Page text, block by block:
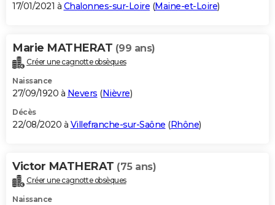
17/01/2021 à Chalonnes-sur-Loire (Maine-et-Loire)
Marie MATHERAT (99 ans)
Créer une cagnotte obsèques
Naissance
27/09/1920 à Nevers (Nièvre)
Décès
22/08/2020 à Villefranche-sur-Saône (Rhône)
Victor MATHERAT (75 ans)
Créer une cagnotte obsèques
Naissance